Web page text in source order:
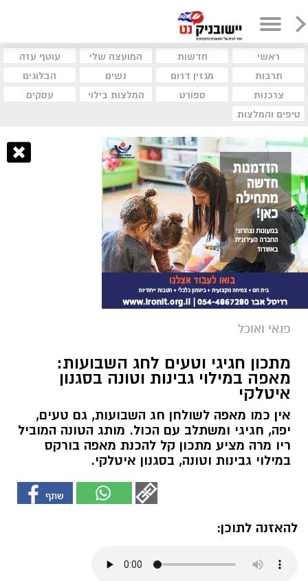
ראשי חדשות המועצה שלי
עוטף עזה
תרבות
מגזין דרום נשים
הבלוגים
צרכנות
ספורט המלצות בילוי
עסקים
טיפים והמלצות
פנאי ואוכל
מתכון חגיגי וטעים לחג השבועות:
מאפה במילוי גבינות וטונה בסגנון
איטלקי
אין כמו מאפה לשולחן חג השבועות, גם טעים,
יפה, חגיגי ומשתלב עם הכול. מותג הטונה המוביל
ריו מרה מציע מתכון קל להכנת מאפה בורקס
במילוי גבינות וטונה, בסגנון איטלקי.
להאזנה לתוכן: